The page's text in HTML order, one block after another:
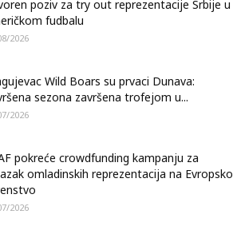
poziv za try out reprezentacije Srbije u
fudbalu
2026
Wild Boars su prvaci Dunava:
sezona završena trofejom u...
2026
pokreće crowdfunding kampanju za
omladinskih reprezentacija na Evropsko
2026